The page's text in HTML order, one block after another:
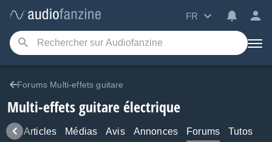
FR
Forums Multi-effets guitare
Multi-effets guitare électrique
Articles Médias Avis Annonces Forums Tutos